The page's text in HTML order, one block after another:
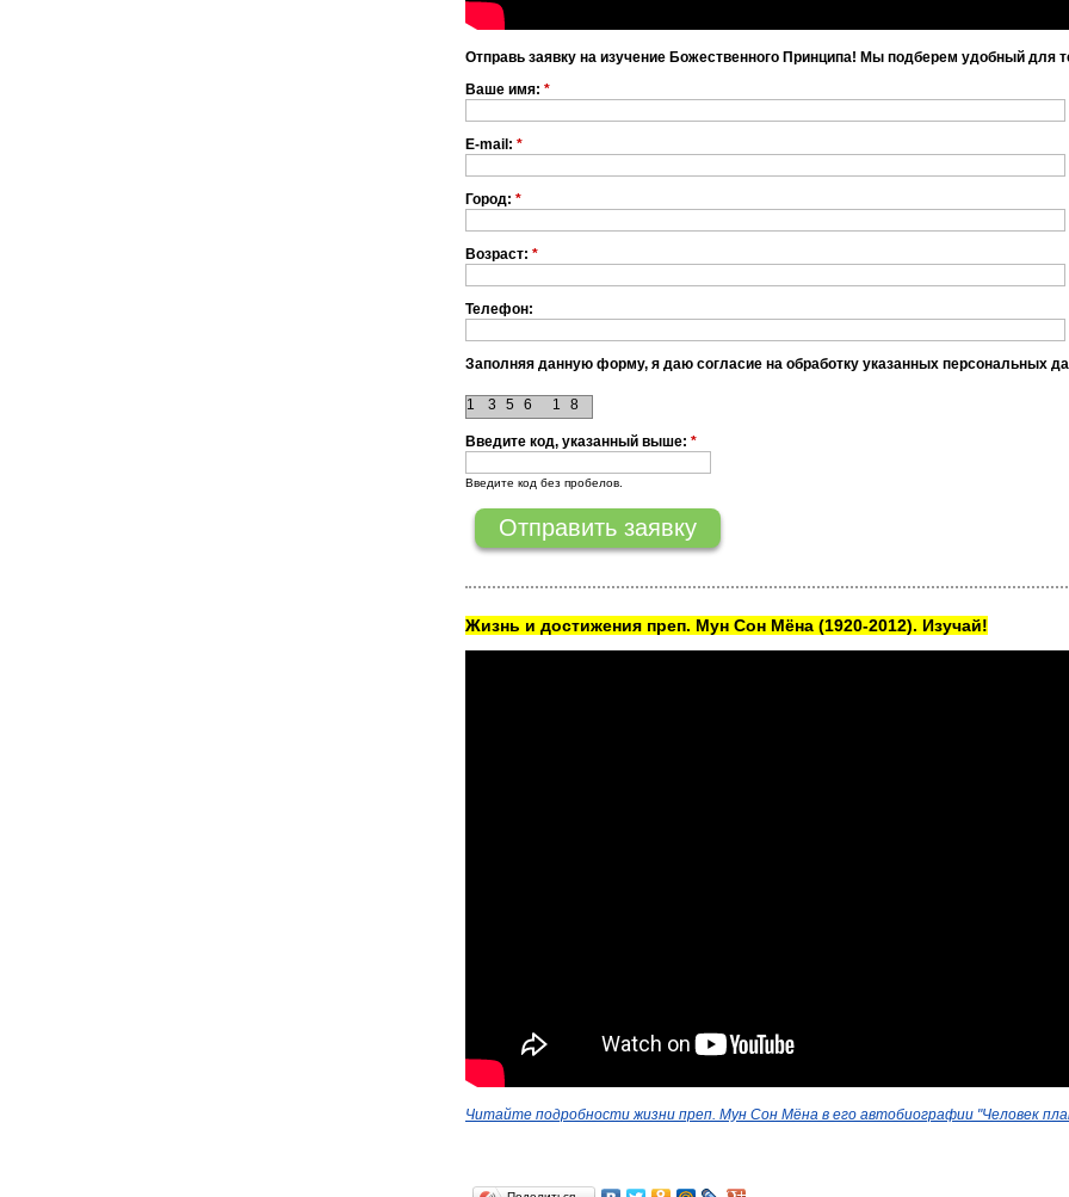
Отправь заявку на изучение Божественного Принципа! Мы подберем удобный для
Ваше имя: *
E-mail: *
Город: *
Возраст: *
Телефон:
Заполняя данную форму, я даю согласие на обработку указанных персональных
1
3 5 6 8
1
Введите код, указанный выше: *
Введите код без пробелов.
Жизнь и достижения преп. Мун Сон Мёна (1920-2012). Изучай!
Читайте подробности жизни преп. Мун Сон Мёна в его автобиографии "Человек